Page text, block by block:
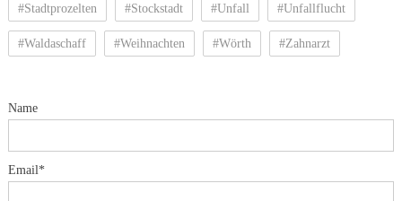
#Stadtprozelten #Stockstadt #Unfall #Unfallflucht
#Waldaschaff #Weihnachten #Wörth #Zahnarzt
Name
Email*